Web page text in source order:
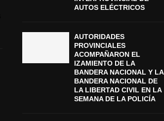
AUTOS ELÉCTRICOS
AUTORIDADES
PROVINCIALES
ACOMPAÑARON EL
IZAMIENTO DE LA
BANDERA NACIONAL Y LA
BANDERA NACIONAL DE
LA LIBERTAD CIVIL EN LA
SEMANA DE LA POLICÍA